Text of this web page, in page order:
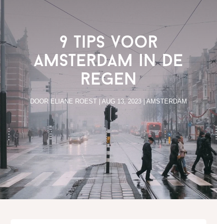
9 Tips voor
Amsterdam in de
regen
DOOR ELIANE ROEST AUG 13, 2023 |AMSTERDAM